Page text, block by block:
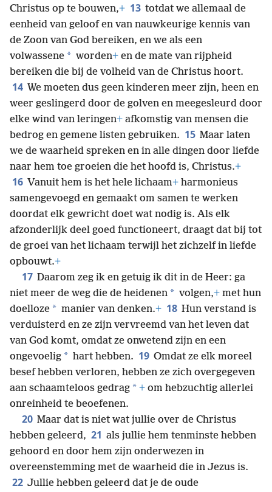
Christus op te bouwen,+ 13 totdat we allemaal de
eenheid van geloof en van nauwkeurige kennis van
de Zoon van God bereiken, en we als een
volwassene * worden+ en de mate van rijpheid
bereiken die bij de volheid van de Christus hoort.
14 We moeten dus geen kinderen meer zijn, heen en
weer geslingerd door de golven en meegesleurd door
elke wind van leringen+ afkomstig van mensen die
bedrog en gemene listen gebruiken. 15 Maar laten
we de waarheid spreken en in alle dingen door liefde
naar hem toe groeien die het hoofd is, Christus.+
16 Vanuit hem is het hele lichaam+ harmonieus
samengevoegd en gemaakt om samen te werken
doordat elk gewricht doet wat nodig is. Als elk
afzonderlijk deel goed functioneert, draagt dat bij tot
de groei van het lichaam terwijl het zichzelf in liefde
opbouwt.+
17 Daarom zeg ik en getuig ik dit in de Heer: ga
niet meer de weg die de heidenen * volgen,+ met hun
doelloze * manier van denken.+ 18 Hun verstand is
verduisterd en ze zijn vervreemd van het leven dat
van God komt, omdat ze onwetend zijn en een
ongevoelig * hart hebben. 19 Omdat ze elk moreel
besef hebben verloren, hebben ze zich overgegeven
aan schaamteloos gedrag * + om hebzuchtig allerlei
onreinheid te beoefenen.
20 Maar dat is niet wat jullie over de Christus
hebben geleerd, 21 als jullie hem tenminste hebben
gehoord en door hem zijn onderwezen in
overeenstemming met de waarheid die in Jezus is.
22 Jullie hebben geleerd dat je de oude